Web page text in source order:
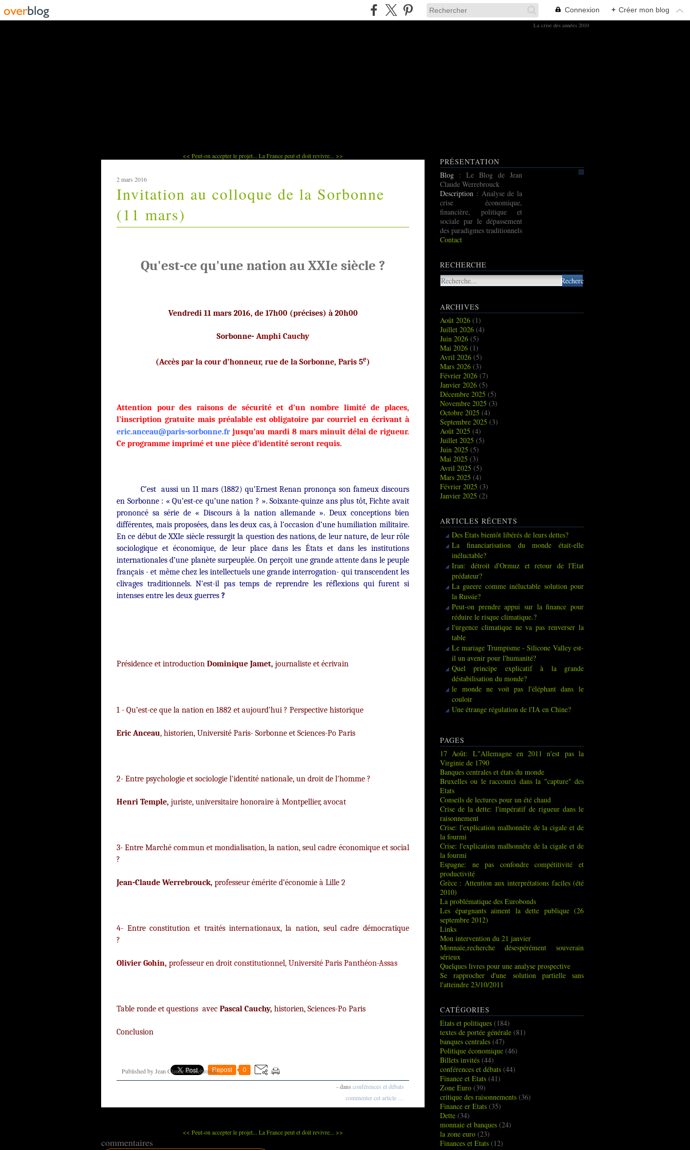
Connexion + Créer mon blog
La crise des années 2010
<< Peut-on accepter le projet... La France peut et doit revivre... >>
2 mars 2016
Invitation au colloque de la Sorbonne
(11 mars)
Qu'est-ce qu'une nation au XXIe siècle ?
Vendredi 11 mars 2016, de 17h00 (précises) à 20h00
Sorbonne- Amphi Cauchy
(Accès par la cour d’honneur, rue de la Sorbonne, Paris 5e)
Attention pour des raisons de sécurité et d’un nombre limité de places,
l’inscription gratuite mais préalable est obligatoire par courriel en écrivant à
eric.anceau@paris-sorbonne.fr jusqu’au mardi 8 mars minuit délai de rigueur.
Ce programme imprimé et une pièce d’identité seront requis.
C’est aussi un 11 mars (1882) qu’Ernest Renan prononça son fameux discours
en Sorbonne : « Qu’est-ce qu’une nation ? ». Soixante-quinze ans plus tôt, Fichte avait
prononcé sa série de « Discours à la nation allemande ». Deux conceptions bien
différentes, mais proposées, dans les deux cas, à l’occasion d’une humiliation militaire.
En ce début de XXIe siècle ressurgit la question des nations, de leur nature, de leur rôle
sociologique et économique, de leur place dans les États et dans les institutions
internationales d’une planète surpeuplée. On perçoit une grande attente dans le peuple
français - et même chez les intellectuels une grande interrogation- qui transcendent les
clivages traditionnels. N'est-il pas temps de reprendre les réflexions qui furent si
intenses entre les deux guerres ?
Présidence et introduction Dominique Jamet, journaliste et écrivain
1 - Qu’est-ce que la nation en 1882 et aujourd’hui ? Perspective historique
Eric Anceau, historien, Université Paris- Sorbonne et Sciences-Po Paris
2- Entre psychologie et sociologie l'identité nationale, un droit de l'homme ?
Henri Temple, juriste, universitaire honoraire à Montpellier, avocat
3- Entre Marché commun et mondialisation, la nation, seul cadre économique et social
?
Jean-Claude Werrebrouck, professeur émérite d’économie à Lille 2
4- Entre constitution et traités internationaux, la nation, seul cadre démocratique
?
Olivier Gohin, professeur en droit constitutionnel, Université Paris Panthéon-Assas
Table ronde et questions avec Pascal Cauchy, historien, Sciences-Po Paris
Conclusion
Repost 0
Published by Jean Claude Werrebrouck
-dans conférences et débats
commenter cet article …
<< Peut-on accepter le projet... La France peut et doit revivre... >>
commentaires
PRÉSENTATION
Blog : Le Blog de Jean
Claude Werrebrouck
Description : Analyse de la
crise économique,
financière, politique et
sociale par le dépassement
des paradigmes traditionnels
Contact
RECHERCHE
ARCHIVES
Août 2026 (1)
Juillet 2026 (4)
Juin 2026 (5)
Mai 2026 (1)
Avril 2026 (5)
Mars 2026 (3)
Février 2026 (7)
Janvier 2026 (5)
Décembre 2025 (5)
Novembre 2025 (3)
Octobre 2025 (4)
Septembre 2025 (3)
Août 2025 (4)
Juillet 2025 (5)
Juin 2025 (5)
Mai 2025 (3)
Avril 2025 (5)
Mars 2025 (4)
Février 2025 (3)
Janvier 2025 (2)
ARTICLES RÉCENTS
Des Etats bientôt libérés de leurs dettes?
La financiarisation du monde était-elle
inéluctable?
Iran: détroit d'Ormuz et retour de l'Etat
prédateur?
La gueere comme inéluctable solution pour
la Russie?
Peut-on prendre appui sur la finance pour
réduire le risque climatique.?
l'urgence climatique ne va pas renverser la
table
Le mariage Trumpisme - Silicone Valley est-
il un avenir pour l'humanité?
Quel principe explicatif à la grande
déstabilisation du monde?
le monde ne voit pas l'éléphant dans le
couloir
Une étrange régulation de l'IA en Chine?
PAGES
17 Août: L"Allemagne en 2011 n'est pas la
Virginie de 1790
Banques centrales et états du monde
Bruxelles ou le raccourci dans la "capture" des
Etats
Conseils de lectures pour un été chaud
Crise de la dette: l'impératif de rigueur dans le
raisonnement
Crise: l'explication malhonnête de la cigale et de
la fourmi
Crise: l'explication malhonnête de la cigale et de
la fourmi
Espagne: ne pas confondre compétitivité et
productivité
Grèce : Attention aux interprétations faciles (été
2010)
La problématique des Eurobonds
Les épargnants aiment la dette publique (26
septembre 2012)
Links
Mon intervention du 21 janvier
Monnaie,recherche désespérément souverain
sérieux
Quelques livres pour une analyse prospective
Se rapprocher d'une solution partielle sans
l'atteindre 23/10/2011
CATÉGORIES
Etats et politiques (184)
textes de portée générale (81)
banques centrales (47)
Politique économique (46)
Billets invités (44)
conférences et débats (44)
Finance et Etats (41)
Zone Euro (39)
critique des raisonnements (36)
Finance er Etats (35)
Dette (34)
monnaie et banques (24)
la zone euro (23)
Finances et Etats (12)